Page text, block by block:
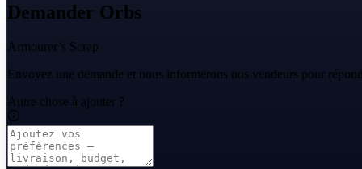
Demander Orbs
Armourer’s Scrap
Envoyez une demande et nous informerons nos vendeurs pour
Autre chose à ajouter ?